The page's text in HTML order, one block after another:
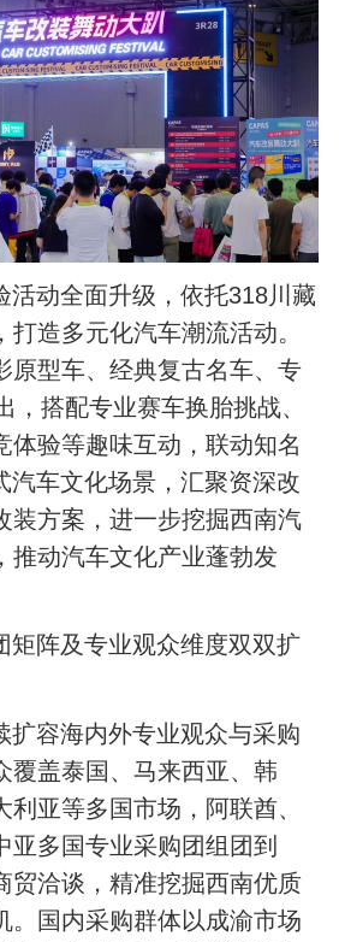
活动全面升级，依托318川藏
造多元化汽车潮流活动。
原型车、经典复古名车、专
，搭配专业赛车换胎挑战、
体验等趣味互动，联动知名
汽车文化场景，汇聚资深改
装方案，进一步挖掘西南汽
推动汽车文化产业蓬勃发
矩阵及专业观众维度双双扩
扩容海内外专业观众与采购
覆盖泰国、马来西亚、韩
利亚等多国市场，阿联酋、
亚多国专业采购团组团到
贸洽谈，精准挖掘西南优质
。国内采购群体以成渝市场